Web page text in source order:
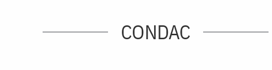
CONDAC